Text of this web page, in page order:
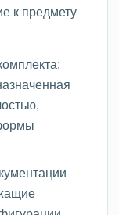
к предмету